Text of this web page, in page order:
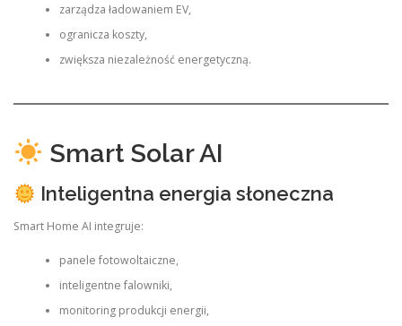
zarządza ładowaniem EV,
ogranicza koszty,
zwiększa niezależność energetyczną.
Smart Solar AI
Inteligentna energia słoneczna
Smart Home AI integruje:
panele fotowoltaiczne,
inteligentne falowniki,
monitoring produkcji energii,